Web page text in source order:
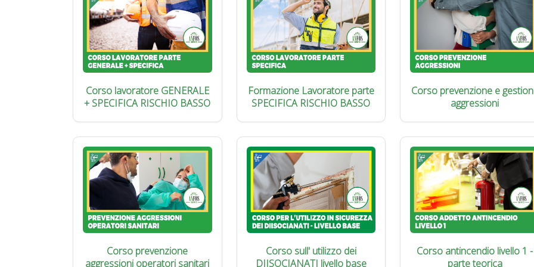
Corso lavoratore GENERALE
+ SPECIFICA RISCHIO BASSO
Formazione Lavoratore parte
SPECIFICA RISCHIO BASSO
Corso prevenzione e
aggressioni
Corso prevenzione
aggressioni operatori sanitari
Corso sull' utilizzo dei
DIISOCIANATI livello base
Corso antincendio livello 1 -
parte teorica